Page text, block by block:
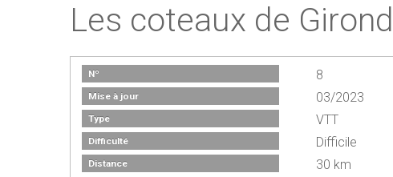
Les coteaux de
Nº 8
Mise à jour 03/2023
Type VTT
Difficulté Difficile
Distance 30 km